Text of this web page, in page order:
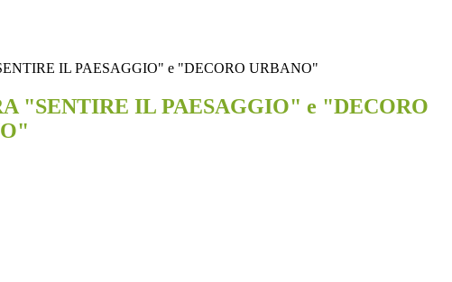
IL PAESAGGIO" e "DECORO URBANO"
"SENTIRE IL PAESAGGIO" e "DECORO